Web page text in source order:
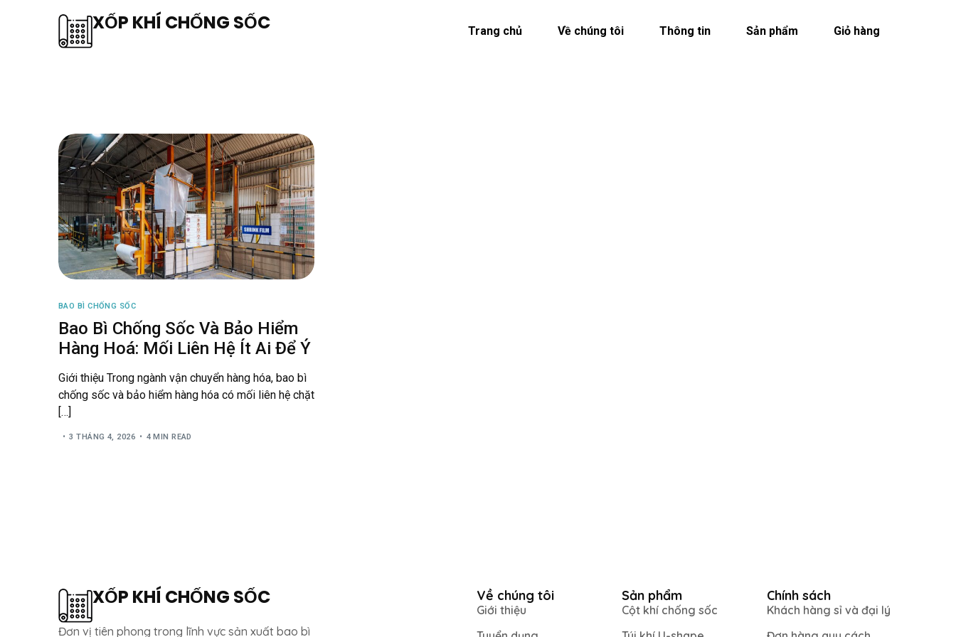
XỐP KHÍ CHỐNG SỐC Trang chủ Về chúng tôi Thông tin Sản phẩm Giỏ hàng
BAO BÌ CHỐNG SỐC
Bao Bì Chống Sốc Và Bảo Hiểm
Hàng Hoá: Mối Liên Hệ Ít Ai Để Ý
Giới thiệu Trong ngành vận chuyển hàng hóa, bao bì
chống sốc và bảo hiểm hàng hóa có mối liên hệ chặt
[…]
3 THÁNG 4, 2026 4 MIN READ
XỐP KHÍ CHỐNG SỐC
Đơn vị tiên phong trong lĩnh vực sản xuất bao bì
Về chúng tôi
Giới thiệu
Sản phẩm
Cột khí chống sốc
Chính sách
Khách hàng sỉ và đại lý